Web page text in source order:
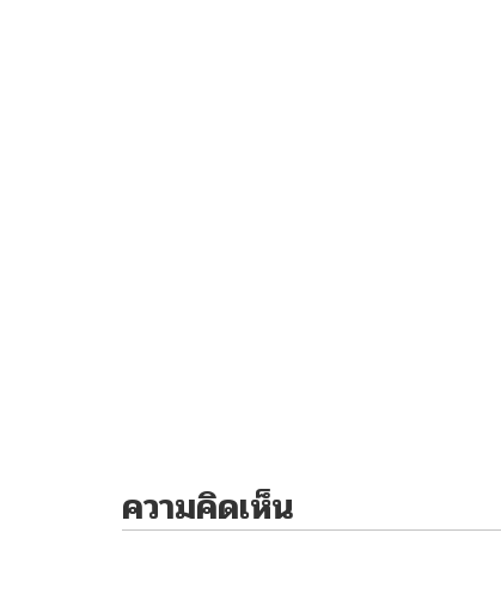
ความคิดเห็น